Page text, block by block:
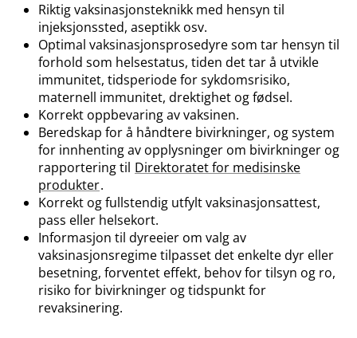
Riktig vaksinasjonsteknikk med hensyn til
injeksjonssted, aseptikk osv.
Optimal vaksinasjonsprosedyre som tar hensyn til
forhold som helsestatus, tiden det tar å utvikle
immunitet, tidsperiode for sykdomsrisiko,
maternell immunitet, drektighet og fødsel.
Korrekt oppbevaring av vaksinen.
Beredskap for å håndtere bivirkninger, og system
for innhenting av opplysninger om bivirkninger og
rapportering til Direktoratet for medisinske
produkter.
Korrekt og fullstendig utfylt vaksinasjonsattest,
pass eller helsekort.
Informasjon til dyreeier om valg av
vaksinasjonsregime tilpasset det enkelte dyr eller
besetning, forventet effekt, behov for tilsyn og ro,
risiko for bivirkninger og tidspunkt for
revaksinering.